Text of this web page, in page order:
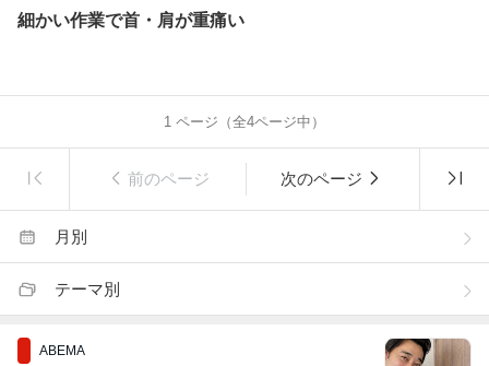
細かい作業で首・肩が重痛い
1 ページ（全4ページ中）
前のページ 次のページ
月別
テーマ別
ABEMA